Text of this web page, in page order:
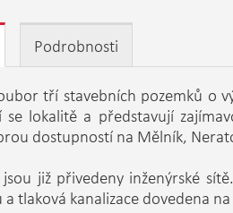
Podrobnosti
tří stavebních pozemků o
se lokalitě a představují
dostupností na Mělník,
již přivedeny inženýrské
tlaková kanalizace dovedena na